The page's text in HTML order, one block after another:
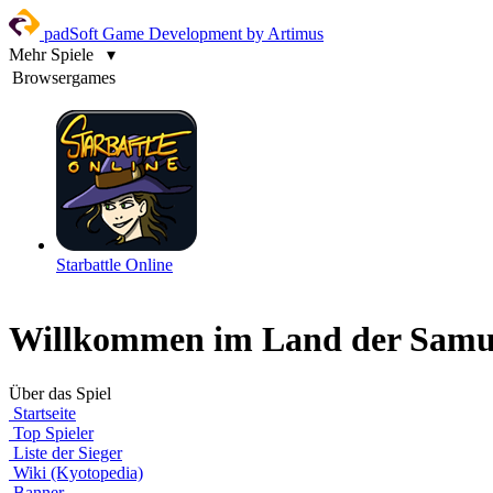
padSoft Game Development by Artimus
Mehr Spiele ▾
Browsergames
Starbattle Online
Willkommen im Land der
Über das Spiel
Startseite
Top Spieler
Liste der Sieger
Wiki (Kyotopedia)